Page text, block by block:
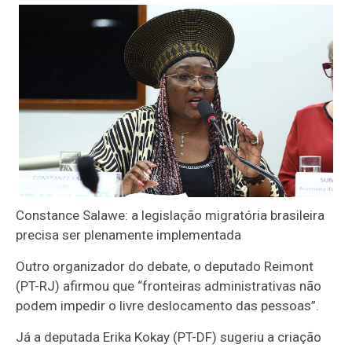
Constance Salawe: a legislação migratória brasileira
precisa ser plenamente implementada
Outro organizador do debate, o deputado Reimont
(PT-RJ) afirmou que “fronteiras administrativas não
podem impedir o livre deslocamento das pessoas”.
Já a deputada Erika Kokay (PT-DF) sugeriu a criação